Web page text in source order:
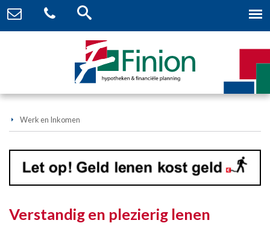
Werk en Inkomen
Verstandig en plezierig lenen